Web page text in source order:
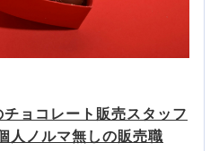
ョコレート販売スタッフ
ノルマ無しの販売職